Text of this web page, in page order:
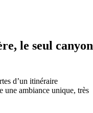
le seul canyon
d’un itinéraire
une ambiance unique, très